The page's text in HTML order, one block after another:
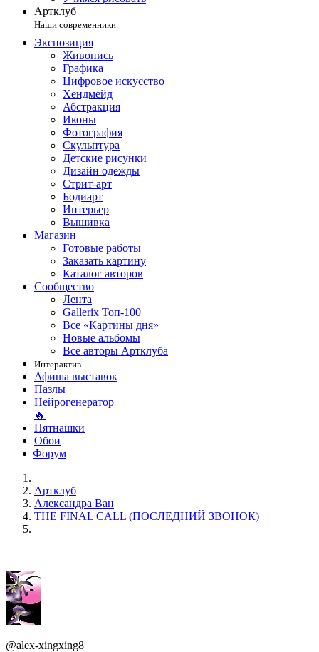
Артклуб
Наши современники
Экспозиция
Живопись
Графика
Цифровое искусство
Хендмейд
Абстракция
Иконы
Фотография
Скульптура
Детские рисунки
Дизайн одежды
Стрит-арт
Бодиарт
Интерьер
Вышивка
Магазин
Готовые работы
Заказать картину
Каталог авторов
Сообщество
Лента
Gallerix Топ-100
Все «Картины дня»
Новые альбомы
Все авторы Артклуба
Интерактив
Афиша выставок
Пазлы
Нейрогенератор
🔥
Пятнашки
Обои
Форум
Артклуб
Александра Ван
THE FINAL CALL (ПОСЛЕДНИЙ ЗВОНОК)
@alex-xingxing8